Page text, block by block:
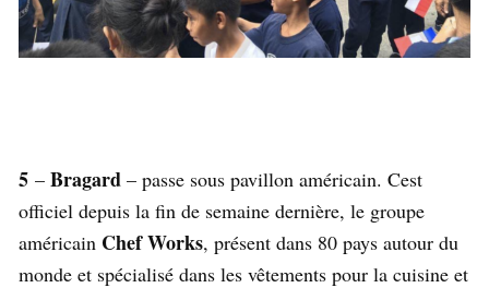
5 – Bragard – passe sous pavillon américain. Cest
officiel depuis la fin de semaine dernière, le groupe
américain Chef Works, présent dans 80 pays autour du
monde et spécialisé dans les vêtements pour la cuisine et